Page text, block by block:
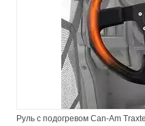
Руль с подогревом Can-Am